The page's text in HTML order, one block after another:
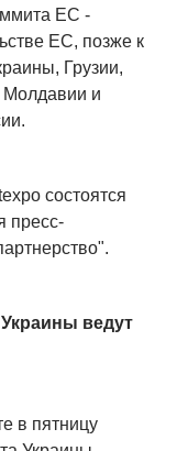
ЕС -
ЕС, позже к
Грузии,
и
состоятся
пресс-
ведут
в пятницу